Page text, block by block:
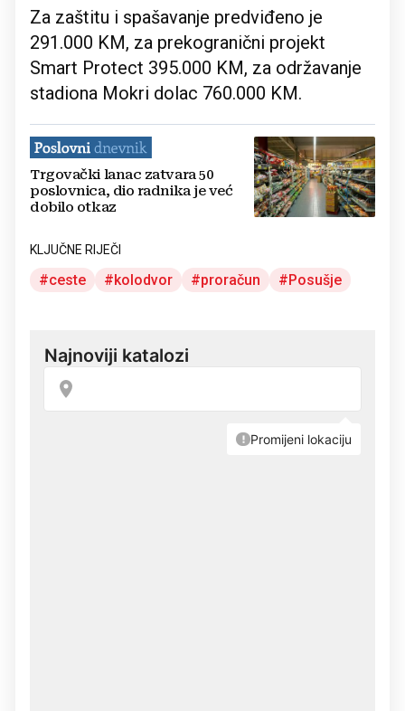
Za zaštitu i spašavanje predviđeno je
291.000 KM, za prekogranični projekt
Smart Protect 395.000 KM, za održavanje
stadiona Mokri dolac 760.000 KM.
Trgovački lanac zatvara 50
poslovnica, dio radnika je već
dobilo otkaz
KLJUČNE RIJEČI
ceste kolodvor proračun Posušje